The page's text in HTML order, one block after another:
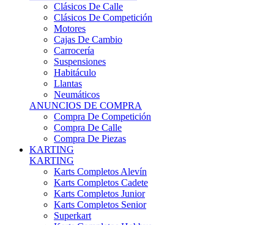
Clásicos De Calle
Clásicos De Competición
Motores
Cajas De Cambio
Carrocería
Suspensiones
Habitáculo
Llantas
Neumáticos
ANUNCIOS DE COMPRA
Compra De Competición
Compra De Calle
Compra De Piezas
KARTING
KARTING
Karts Completos Alevín
Karts Completos Cadete
Karts Completos Junior
Karts Completos Senior
Superkart